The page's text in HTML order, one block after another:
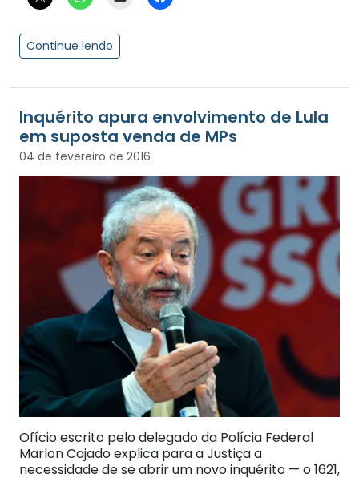
Continue lendo
Inquérito apura envolvimento de Lula
em suposta venda de MPs
04 de fevereiro de 2016
Ofício escrito pelo delegado da Polícia Federal
Marlon Cajado explica para a Justiça a
necessidade de se abrir um novo inquérito — o 1621,